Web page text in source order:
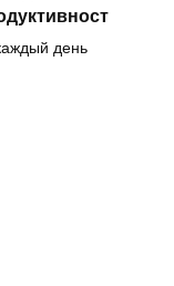
день